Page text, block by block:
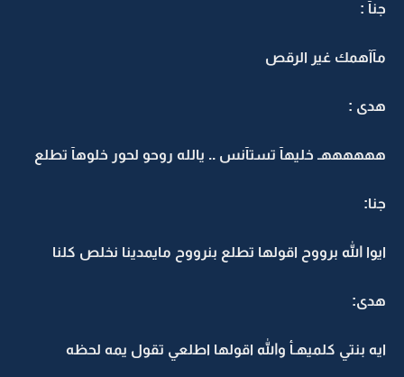
جنآ :
مآآهمك غير الرقص
هدى :
ههههههـ خليهآ تستآنس .. يالله روحو لحور خلوهآ تطلع
جنا:
ايوا الله برووح اقولها تطلع بنرووح مايمدينا نخلص كلنا
هدى:
ايه بنتي كلميهـأ والله اقولها اطلعي تقول يمه لحظه